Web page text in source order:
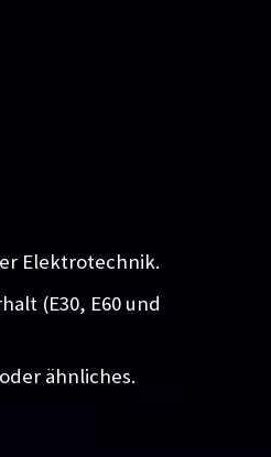
Elektrotechnik.
(E30, E60 und
ähnliches.